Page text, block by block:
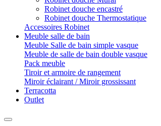
Robinet douche encastré
Robinet douche Thermostatique
Accessoires Robinet
Meuble salle de bain
Meuble Salle de bain simple vasque
Meuble de salle de bain double vasque
Pack meuble
Tiroir et armoire de rangement
Miroir éclairant / Miroir grossissant
Terracotta
Outlet